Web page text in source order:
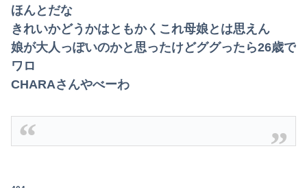
ほんとだな
きれいかどうかはともかくこれ母娘とは思えん
娘が大人っぽいのかと思ったけどググったら26歳で
ワロ
CHARAさんやべーわ